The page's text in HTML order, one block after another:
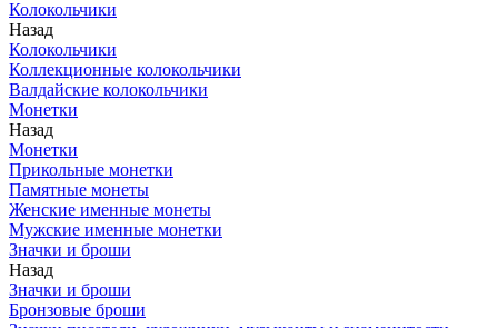
Колокольчики
Назад
Колокольчики
Коллекционные колокольчики
Валдайские колокольчики
Монетки
Назад
Монетки
Прикольные монетки
Памятные монеты
Женские именные монеты
Мужские именные монетки
Значки и броши
Назад
Значки и броши
Бронзовые броши